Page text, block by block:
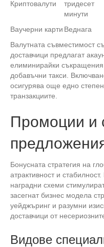
Криптовалути
тридесет
минути
Ваучерни карти Веднага
Валутната съвместимост
доставчици предлагат
елиминирайки съкращения
добавъчни такси.
осигурява още едно
транзакциите.
Промоции и
Бонусната стратегия на
атрактивност и
наградни схеми
засегнат бизнес модела
уейджъринг и разумни
доставчици от
Видове